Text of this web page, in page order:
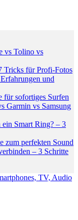
vs Tolino vs
Tricks für Profi-Fotos
und
für sofortiges Surfen
Garmin vs Samsung
Smart Ring? – 3
zum perfekten Sound
– 3 Schritte